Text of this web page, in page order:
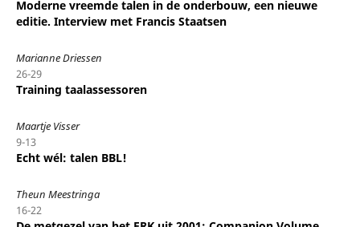
Moderne vreemde talen in de onderbouw, een nieuwe
editie. Interview met Francis Staatsen
Marianne Driessen
26-29
Training taalassessoren
Maartje Visser
9-13
Echt wél: talen BBL!
Theun Meestringa
16-22